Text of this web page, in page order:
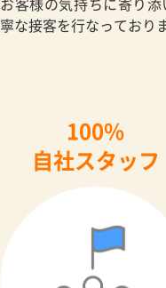
寧な接客を行なっており
100%
自社スタッフ